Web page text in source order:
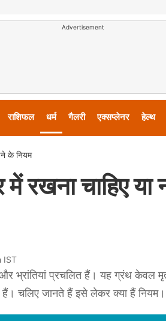
Advertisement
राशिफल धर्म गैलरी एक्सप्लेनर हेल्थ
के नियम
चाहिए या
IST
प्रचलित हैं। यह ग्रंथ केवल
चलिए जानते हैं इसे लेकर क्या हैं नियम।